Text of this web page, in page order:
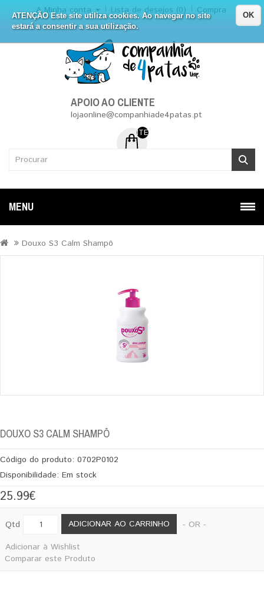
ATENÇÃO Este site utiliza cookies. Ao navegar no site
estará a consentir a sua utilização.
OK
A Minha conta Lista de desejos (0) Compra
APOIO AO CLIENTE
lojaonline@companhiade4patas.pt
ITEM (NS) DE 0 - 0.00€
MENU
Douxo S3 Calm Shampô
DOUXO S3 CALM SHAMPÔ
Código do produto: 0702P0102
Disponibilidade: Em stock
25.99€
Qtd ADICIONAR AO CARRINHO
- OR -
Adicionar à Wishlist
Comparar este Produto